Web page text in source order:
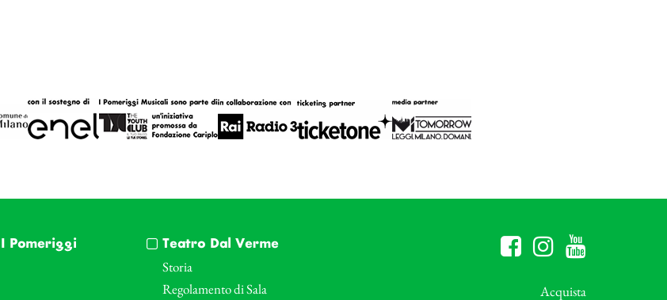
Pomeriggi
Teatro Dal Verme
Storia
Regolamento di Sala
Acquista